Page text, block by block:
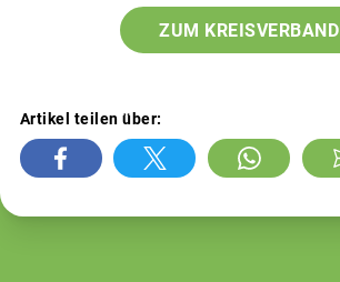
ZUM KREISVERBAND
Artikel teilen über: